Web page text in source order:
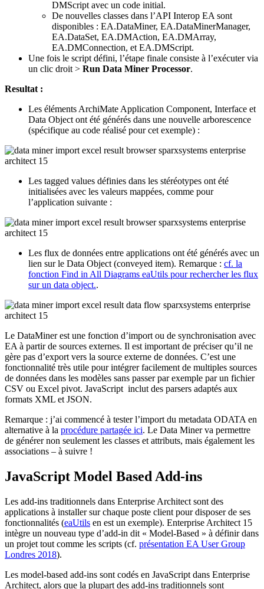
DMScript avec un code initial.
De nouvelles classes dans l’API Interop EA sont
disponibles : EA.DataMiner, EA.DataMinerManager,
EA.DataSet, EA.DMAction, EA.DMArray,
EA.DMConnection, et EA.DMScript.
Une fois le script défini, l’étape finale consiste à l’exécuter via
un clic droit > Run Data Miner Processor.
Resultat :
Les éléments ArchiMate Application Component, Interface et
Data Object ont été générés dans une nouvelle arborescence
(spécifique au code réalisé pour cet exemple) :
Les tagged values définies dans les stéréotypes ont été
initialisées avec les valeurs mappées, comme pour
l’application suivante :
Les flux de données entre applications ont été générés avec un
lien sur le Data Object (conveyed item). Remarque : cf. la
fonction Find in All Diagrams eaUtils pour rechercher les flux
sur un data object..
Le DataMiner est une fonction d’import ou de synchronisation avec
EA à partir de sources externes. Il est important de préciser qu’il ne
gère pas d’export vers la source externe de données. C’est une
fonctionnalité très utile pour intégrer facilement de multiples sources
de données dans les modèles sans passer par exemple par un fichier
CSV ou Excel pivot. JavaScript inclut des parsers adaptés aux
formats XML et JSON.
Remarque : j’ai commencé à tester l’import du metadata ODATA en
alternative à la procédure partagée ici. Le Data Miner va permettre
de générer non seulement les classes et attributs, mais également les
associations – à suivre !
JavaScript Model Based Add-ins
Les add-ins traditionnels dans Enterprise Architect sont des
applications à installer sur chaque poste client pour disposer de ses
fonctionnalités (eaUtils en est un exemple). Enterprise Architect 15
intègre un nouveau type d’add-in dit « Model-Based » à définir dans
un projet tout comme les scripts (cf. présentation EA User Group
Londres 2018).
Les model-based add-ins sont codés en JavaScript dans Enterprise
Architect, alors que la plupart des add-ins traditionnels sont